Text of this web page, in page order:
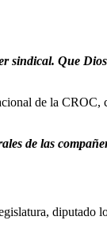
Que
de la CROC,
de las